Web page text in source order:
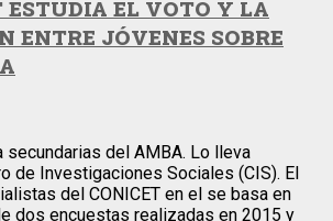
ESTUDIA EL VOTO Y LA
ENTRE JÓVENES SOBRE
secundarias del AMBA. Lo lleva
de Investigaciones Sociales (CIS). El
del CONICET en el se basa en
dos encuestas realizadas en 2015 y